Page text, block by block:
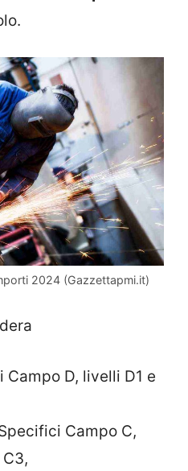
2024 (Gazzettapmi.it)
Campo D, livelli D1 e
Campo C,